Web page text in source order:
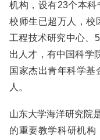
机构，设有23个本
校师生已超万人，校
工程技术研究中心、
出人才，有中国科学
国家杰出青年科学基
人。
山东大学海洋研究院
的重要教学科研机构